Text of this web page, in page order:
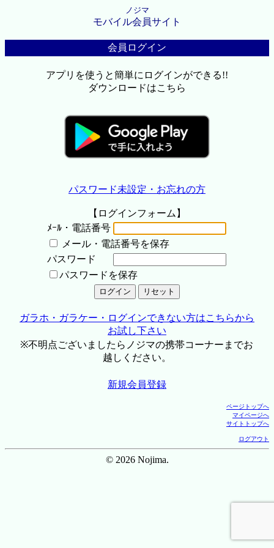
ノジマ
モバイル会員サイト
会員ログイン
アプリを使うと簡単にログインができる!!
ダウンロードはこちら
パスワード未設定・お忘れの方
【ログインフォーム】
ﾒｰﾙ・電話番号
メール・電話番号を保存
パスワード
パスワードを保存
ガラホ・ガラケー・ログインできない方はこちらから
お試し下さい
※不明点ございましたらノジマの携帯コーナーまでお
越しください。
新規会員登録
ページトップへ
マイページへ
サイトトップへ
ログアウト
© 2026 Nojima.